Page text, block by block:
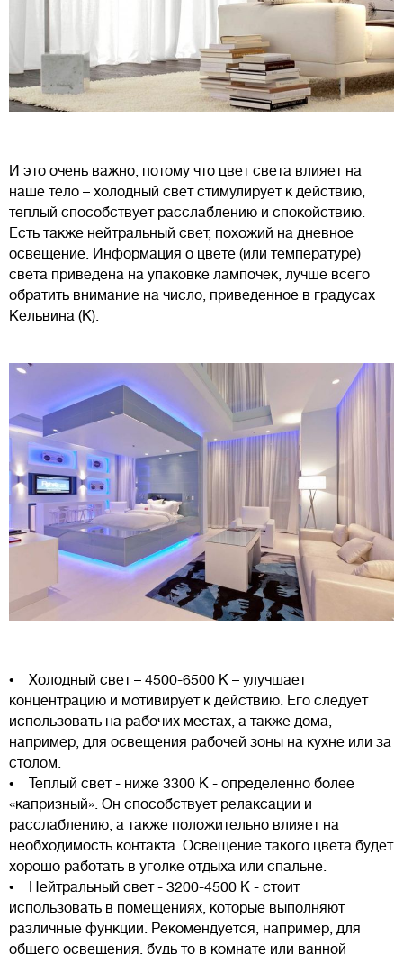
И это очень важно, потому что цвет света влияет на
наше тело – холодный свет стимулирует к действию,
теплый способствует расслаблению и спокойствию.
Есть также нейтральный свет, похожий на дневное
освещение. Информация о цвете (или температуре)
света приведена на упаковке лампочек, лучше всего
обратить внимание на число, приведенное в градусах
Кельвина (К).
• Холодный свет – 4500-6500 К – улучшает
концентрацию и мотивирует к действию. Его следует
использовать на рабочих местах, а также дома,
например, для освещения рабочей зоны на кухне или за
столом.
• Теплый свет - ниже 3300 К - определенно более
«капризный». Он способствует релаксации и
расслаблению, а также положительно влияет на
необходимость контакта. Освещение такого цвета будет
хорошо работать в уголке отдыха или спальне.
• Нейтральный свет - 3200-4500 К - стоит
использовать в помещениях, которые выполняют
различные функции. Рекомендуется, например, для
общего освещения, будь то в комнате или ванной